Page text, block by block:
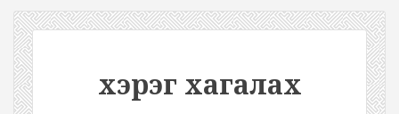
хэрэг хагалах